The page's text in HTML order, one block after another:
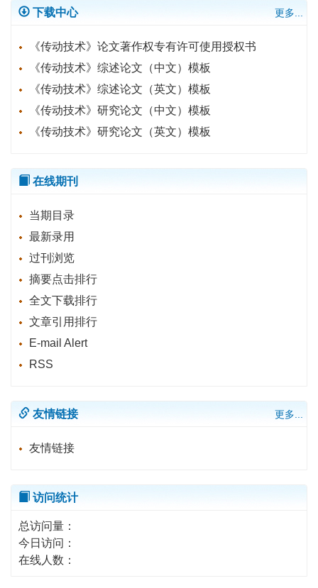
下载中心 更多...
《传动技术》论文著作权专有许可使用授权书
《传动技术》综述论文（中文）模板
《传动技术》综述论文（英文）模板
《传动技术》研究论文（中文）模板
《传动技术》研究论文（英文）模板
在线期刊
当期目录
最新录用
过刊浏览
摘要点击排行
全文下载排行
文章引用排行
E-mail Alert
RSS
友情链接 更多...
友情链接
访问统计
总访问量：
今日访问：
在线人数：